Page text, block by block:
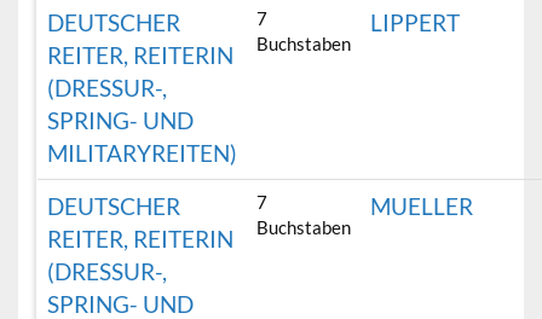
DEUTSCHER
REITER, REITERIN
(DRESSUR-,
SPRING- UND
MILITARYREITEN)
7
Buchstaben
LIPPERT
DEUTSCHER
REITER, REITERIN
(DRESSUR-,
SPRING- UND
7
Buchstaben
MUELLER